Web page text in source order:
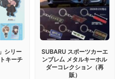
シリー
キーチ
SUBARU スポーツカーエ
ンブレ厶 メタルキーホル
ダーコレクション（再
販）